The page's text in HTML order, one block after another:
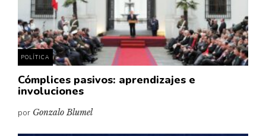
Pensamiento ilustrado
Personaje
Personajes secundarios
Política
Relecturas
Sociedad
POLÍTICA
Cómplices pasivos: aprendizajes e
involuciones
por Gonzalo Blumel